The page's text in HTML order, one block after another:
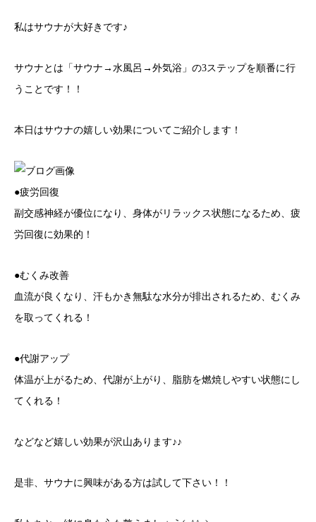
私はサウナが大好きです♪
サウナとは「サウナ→水風呂→外気浴」の3ステップを順番に行
うことです！！
本日はサウナの嬉しい効果についてご紹介します！
●疲労回復
副交感神経が優位になり、身体がリラックス状態になるため、疲
労回復に効果的！
●むくみ改善
血流が良くなり、汗もかき無駄な水分が排出されるため、むくみ
を取ってくれる！
●代謝アップ
体温が上がるため、代謝が上がり、脂肪を燃焼しやすい状態にし
てくれる！
などなど嬉しい効果が沢山あります♪♪
是非、サウナに興味がある方は試して下さい！！